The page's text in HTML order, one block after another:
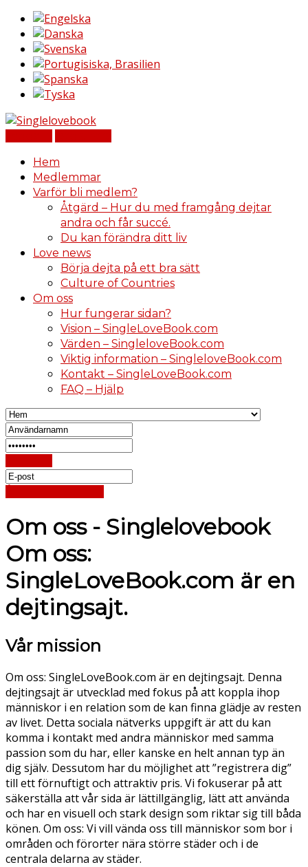
Hem
Medlemmar
Varför bli medlem?
Åtgärd – Hur du med framgång dejtar
andra och får succé.
Du kan förändra ditt liv
Love news
Börja dejta på ett bra sätt
Culture of Countries
Om oss
Hur fungerar sidan?
Vision – SingleLoveBook.com
Värden – SingleloveBook.com
Viktig information – SingleloveBook.com
Kontakt – SingleLoveBook.com
FAQ – Hjälp
Om oss - Singlelovebook
Om oss:
SingleLoveBook.com är en
dejtingsajt.
Vår mission
Om oss: SingleLoveBook.com är en dejtingsajt. Denna
dejtingsajt är utvecklad med fokus på att koppla ihop
människor i en relation som de kan finna glädje av resten
av livet. Detta sociala nätverks uppgift är att du kan
komma i kontakt med andra människor med samma
passion som du har, eller kanske en helt annan typ än
dig själv. Dessutom har du möjlighet att ”registrera dig”
till ett förnuftigt och attraktiv pris. Vi fokuserar på att
säkerställa att vår sida är lättillgänglig, lätt att använda
och har en visuell och stark design som riktar sig till båda
könen. Om oss: Vi vill vända oss till människor som bor i
områden och förorter nära större städer och i de
centrala delarna av städer.